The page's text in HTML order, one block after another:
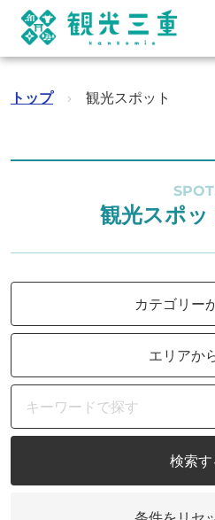
トップ › 観光スポット
観光スポッ
カテゴリー
エリアか
検索す